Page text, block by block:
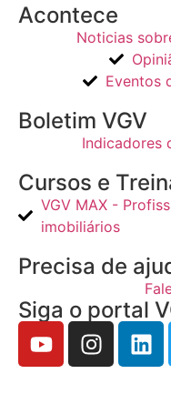
Acontece
Noticias
Eventos
Boletim VGV
Indicadores
Cursos e
VGV MAX -
imobiliários
Precisa de
Siga o portal